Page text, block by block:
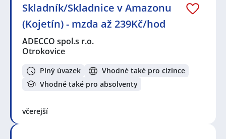
Skladník/Skladnice v Amazonu
(Kojetín) - mzda až 239Kč/hod
ADECCO spol.s r.o.
Otrokovice
Plný úvazek
Vhodné také pro cizince
Vhodné také pro absolventy
včerejší